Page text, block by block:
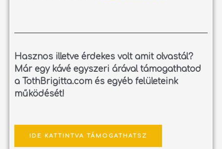
Hasznos illetve érdekes volt amit olvastál?
Már egy kávé egyszeri árával támogathatod
a TothBrigitta.com és egyéb felületeink
működését!
IDE KATTINTVA TÁMOGATHATSZ